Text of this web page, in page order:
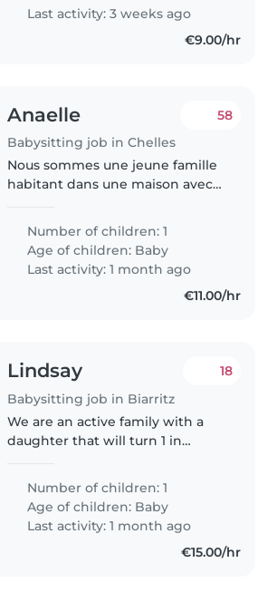
quelqu'un..
Last activity: 3 weeks ago
€9.00/hr
Anaelle
Babysitting job in Chelles
58
Nous sommes une jeune famille
habitant dans une maison avec
associatif et je travaille en école
d'ingénieur. Nous aurions besoin
de quelqu'un qui viendrait..
Number of children: 1
Age of children: Baby
Last activity: 1 month ago
€11.00/hr
Lindsay
Babysitting job in Biarritz
18
We are an active family with a
daughter that will turn 1 in
somebody 3-4 days a week.
Number of children: 1
Age of children: Baby
Last activity: 1 month ago
€15.00/hr